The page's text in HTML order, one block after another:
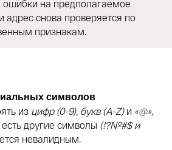
ошибки на предполагаемое
снова проверяется по
признакам.
символов
из цифр (0-9), букв (A-Z)и «@»,
другие символы (!?№#$ и
невалидным.